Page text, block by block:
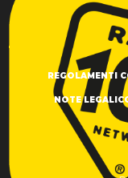
REGOLAMENTI
NOTE LEGALI